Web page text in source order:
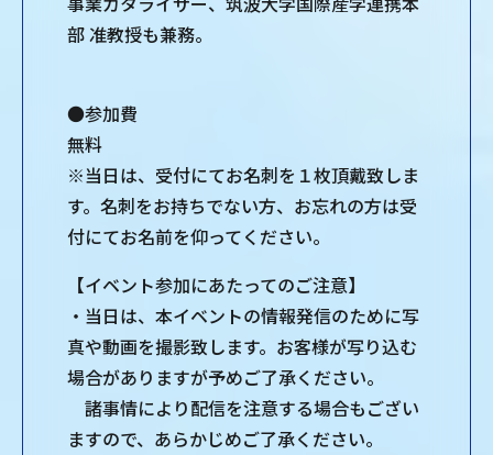
部 准教授も兼務。
●参加費
無料
※当日は、受付にてお名刺を１枚頂戴致しま
す。名刺をお持ちでない方、お忘れの方は受
付にてお名前を仰ってください。
【イベント参加にあたってのご注意】
・当日は、本イベントの情報発信のために写
真や動画を撮影致します。お客様が写り込む
場合がありますが予めご了承ください。
諸事情により配信を注意する場合もござい
ますので、あらかじめご了承ください。